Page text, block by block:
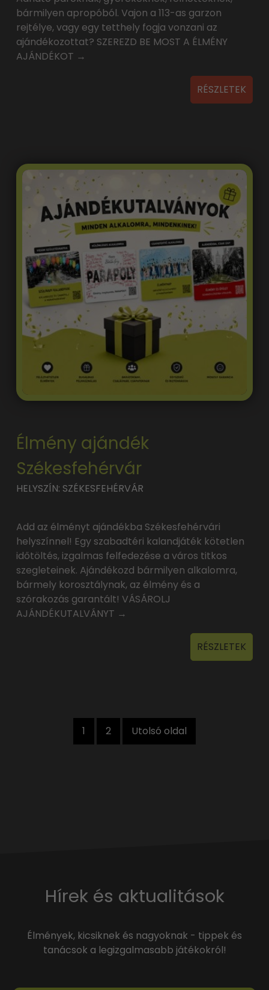
bármilyen apropóból. Vajon a 113-as garzon
rejtélye, vagy egy tetthely fogja vonzani az
ajándékozottat? SZEREZD BE MOST A ÉLMÉNY
AJÁNDÉKOT →
RÉSZLETEK
Élmény ajándék
Székesfehérvár
HELYSZÍN: SZÉKESFEHÉRVÁR
Add az élményt ajándékba Székesfehérvári
helyszínnel! Egy szabadtéri kalandjáték kötetlen
időtöltés, izgalmas felfedezése a város titkos
szegleteinek. Ajándékozd bármilyen alkalomra,
bármely korosztálynak, az élmény és a
szórakozás garantált! VÁSÁROLJ
AJÁNDÉKUTALVÁNYT →
RÉSZLETEK
1 2 Utolsó oldal
Hírek és aktualitások
Élmények, kicsiknek és nagyoknak - tippek és
tanácsok a legizgalmasabb játékokról!